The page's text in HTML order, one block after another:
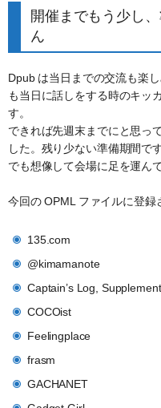
開催までもう少し
ん
Dpub は当日までの交流も楽
も当日に話しをする時のキッ
す。
できれば先週末までにと思っ
した。残り少ない準備期間で
でも想像して会場に足を運ん
今回の OPML ファイルに登録
135.com
@kimamanote
Captain’s Log,
COCOist
Feelingplace
frasm
GACHANET